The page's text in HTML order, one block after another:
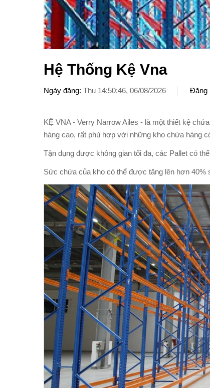
Hệ Thống Kệ Vna
Ngày đăng Thu 14:50:46, 06/08/2026 Đăng
KỆ VNA - Verry Narrow Ailes - là một thiết kệ
hàng cao, rất phù hợp với những kho chứa hàng
Tận dụng được không gian tối đa, các Pallet có
Sức chứa của kho có thể được tăng lên hơn 40%